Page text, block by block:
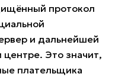
протокол
и дальнейшей
центре. Это значит,
плательщика